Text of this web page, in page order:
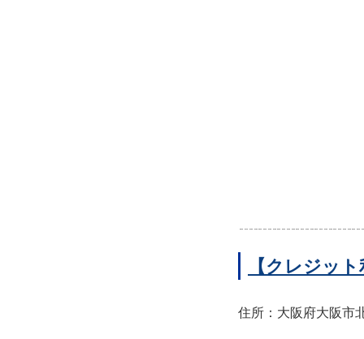
【クレジッ
住所：大阪府大阪市